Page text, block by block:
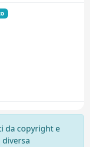
da copyright e